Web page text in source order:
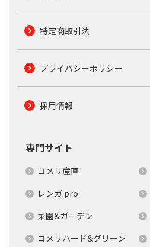
特定商取引法
プライバシーポリシー
採用情報
専門サイト
コメリ産直
レンガ.pro
菜園&ガーデン
コメリハード&グリーン